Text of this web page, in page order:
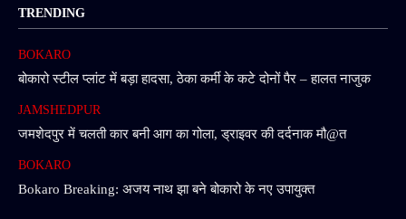
TRENDING
BOKARO
बोकारो स्टील प्लांट में बड़ा हादसा, ठेका कर्मी के कटे दोनों पैर – हालत नाजुक
JAMSHEDPUR
जमशेदपुर में चलती कार बनी आग का गोला, ड्राइवर की दर्दनाक मौ@त
BOKARO
Bokaro Breaking: अजय नाथ झा बने बोकारो के नए उपायुक्त